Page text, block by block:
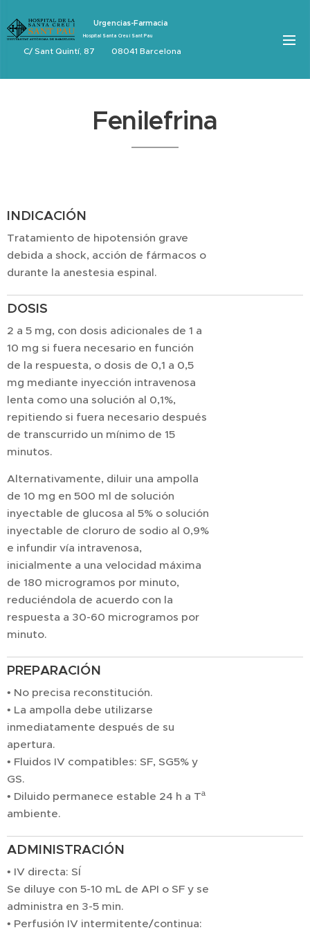
Urgencias-Farmacia
Hospital Santa Creu i Sant Pau
C/ Sant Quintí, 87 08041 Barcelona
Fenilefrina
INDICACIÓN
Tratamiento de hipotensión grave
debida a shock, acción de fármacos o
durante la anestesia espinal.
DOSIS
2 a 5 mg, con dosis adicionales de 1 a
10 mg si fuera necesario en función
de la respuesta, o dosis de 0,1 a 0,5
mg mediante inyección intravenosa
lenta como una solución al 0,1%,
repitiendo si fuera necesario después
de transcurrido un mínimo de 15
minutos.
Alternativamente, diluir una ampolla
de 10 mg en 500 ml de solución
inyectable de glucosa al 5% o solución
inyectable de cloruro de sodio al 0,9%
e infundir vía intravenosa,
inicialmente a una velocidad máxima
de 180 microgramos por minuto,
reduciéndola de acuerdo con la
respuesta a 30-60 microgramos por
minuto.
PREPARACIÓN
• No precisa reconstitución.
• La ampolla debe utilizarse
inmediatamente después de su
apertura.
• Fluidos IV compatibles: SF, SG5% y
GS.
• Diluido permanece estable 24 h a Tª
ambiente.
ADMINISTRACIÓN
• IV directa: SÍ
Se diluye con 5-10 mL de API o SF y se
administra en 3-5 min.
• Perfusión IV intermitente/continua: